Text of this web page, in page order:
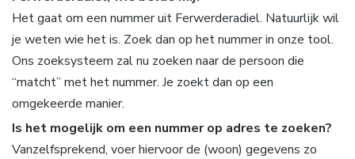
Het gaat om een nummer uit Ferwerderadiel. Natuurlijk wil
je weten wie het is. Zoek dan op het nummer in onze tool.
Ons zoeksysteem zal nu zoeken naar de persoon die
“matcht” met het nummer. Je zoekt dan op een
omgekeerde manier.
Is het mogelijk om een nummer op adres te zoeken?
Vanzelfsprekend, voer hiervoor de (woon) gegevens zo